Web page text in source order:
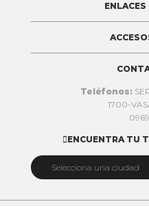
ENLACES
Teléfonos:
1700-
ENCUENTRA TU
Selecciona una ciudad